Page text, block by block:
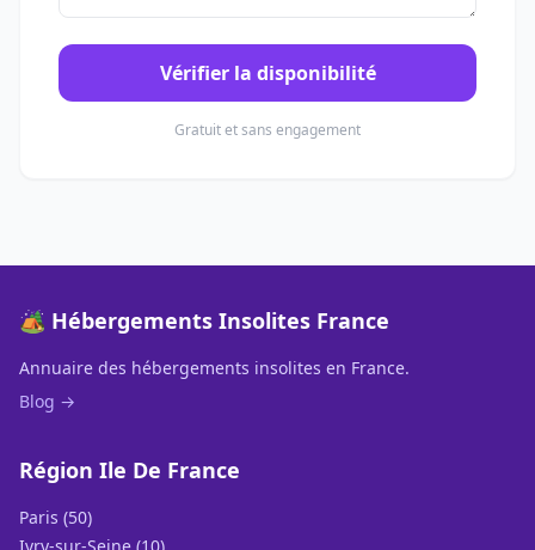
Vérifier la disponibilité
Gratuit et sans engagement
🏕️ Hébergements Insolites France
Annuaire des hébergements insolites en France.
Blog →
Région Ile De France
Paris (50)